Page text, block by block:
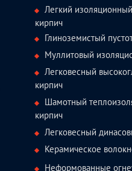
Легкий
кирпич
Глиноземистый
Муллитовый
Легковесный
кирпич
Шамотный
кирпич
Легковесный
Керамическое
Неформованные